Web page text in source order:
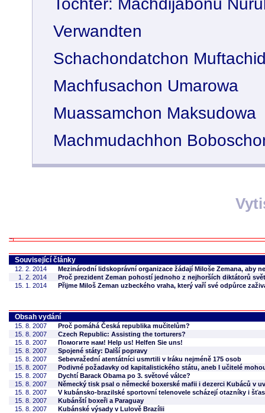
Verwandten
Schachondatchon
Machfusachon Umarowa
Muassamchon Maksudowa
Machmudachhon
Související články
12. 2. 2014
Mezinárodní lidskoprávní organizace žádají Miloše Zemana, aby
1. 2. 2014
Proč prezident Zeman pohostí jednoho z nejhorších diktátorů
15. 1. 2014
Přijme Miloš Zeman uzbeckého vraha, který vaří své odpůrce
Obsah vydání
15. 8. 2007
Proč pomáhá Česká republika mučitelům?
15. 8. 2007
Czech Republic: Assisting the torturers?
15. 8. 2007
Помогите нам! Help us! Helfen Sie uns!
15. 8. 2007
Spojené státy: Další popravy
15. 8. 2007
Sebevražední atentátníci usmrtili v Iráku nejméně 175 osob
15. 8. 2007
Podivné požadavky od kapitalistického státu, aneb I učitelé
15. 8. 2007
Dychtí Barack Obama po 3. světové válce?
15. 8. 2007
Německý tisk psal o německé boxerské mafii i dezerci Kubáců v
15. 8. 2007
V kubánsko-brazilské sportovní telenovele scházejí otazníky i
15. 8. 2007
Kubánští boxeři a Paraguay
15. 8. 2007
Kubánské výsady v Lulově Brazílii